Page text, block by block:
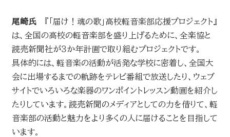
尾崎氏
『「届け！魂の歌」高校軽音楽部応援プロジェクト』
は、全国の高校の軽音楽部を盛り上げるために、全楽協と
読売新聞社が３か年計画で取り組むプロジェクトです。
具体的には、軽音楽の活動が活発な学校に密着し、全国大
会に出場するまでの軌跡をテレビ番組で放送したり、ウェブ
サイトでいろいろな楽器のワンポイントレッスン動画を紹介し
たりしています。読売新聞のメディアとしての力を借りて、軽
音楽部の活動と魅力をより多くの人に届けることを目指して
います。